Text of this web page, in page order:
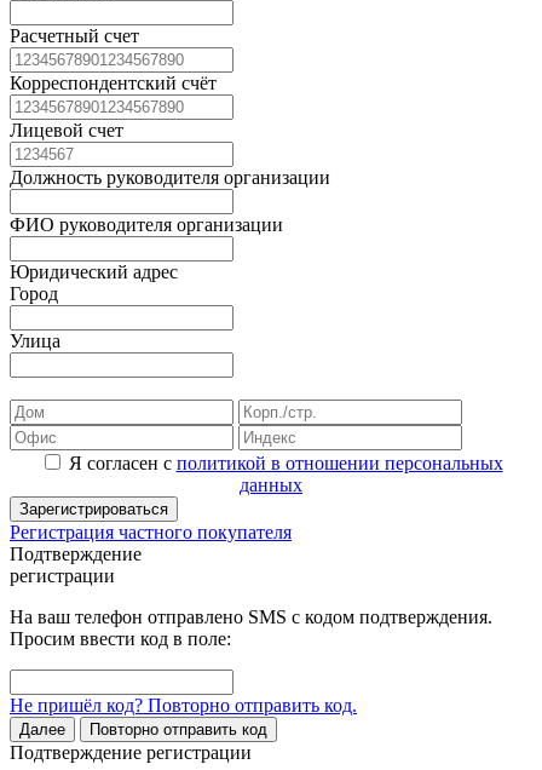
Расчетный счет
Корреспондентский счёт
Лицевой счет
Должность руководителя организации
ФИО руководителя организации
Юридический адрес
Город
Улица
Я согласен с политикой в отношении персональных
данных
Зарегистрироваться
Регистрация частного покупателя
Подтверждение
регистрации
На ваш телефон отправлено SMS с кодом подтверждения.
Просим ввести код в поле:
Не пришёл код? Повторно отправить код.
Далее Повторно отправить код
Подтверждение регистрации